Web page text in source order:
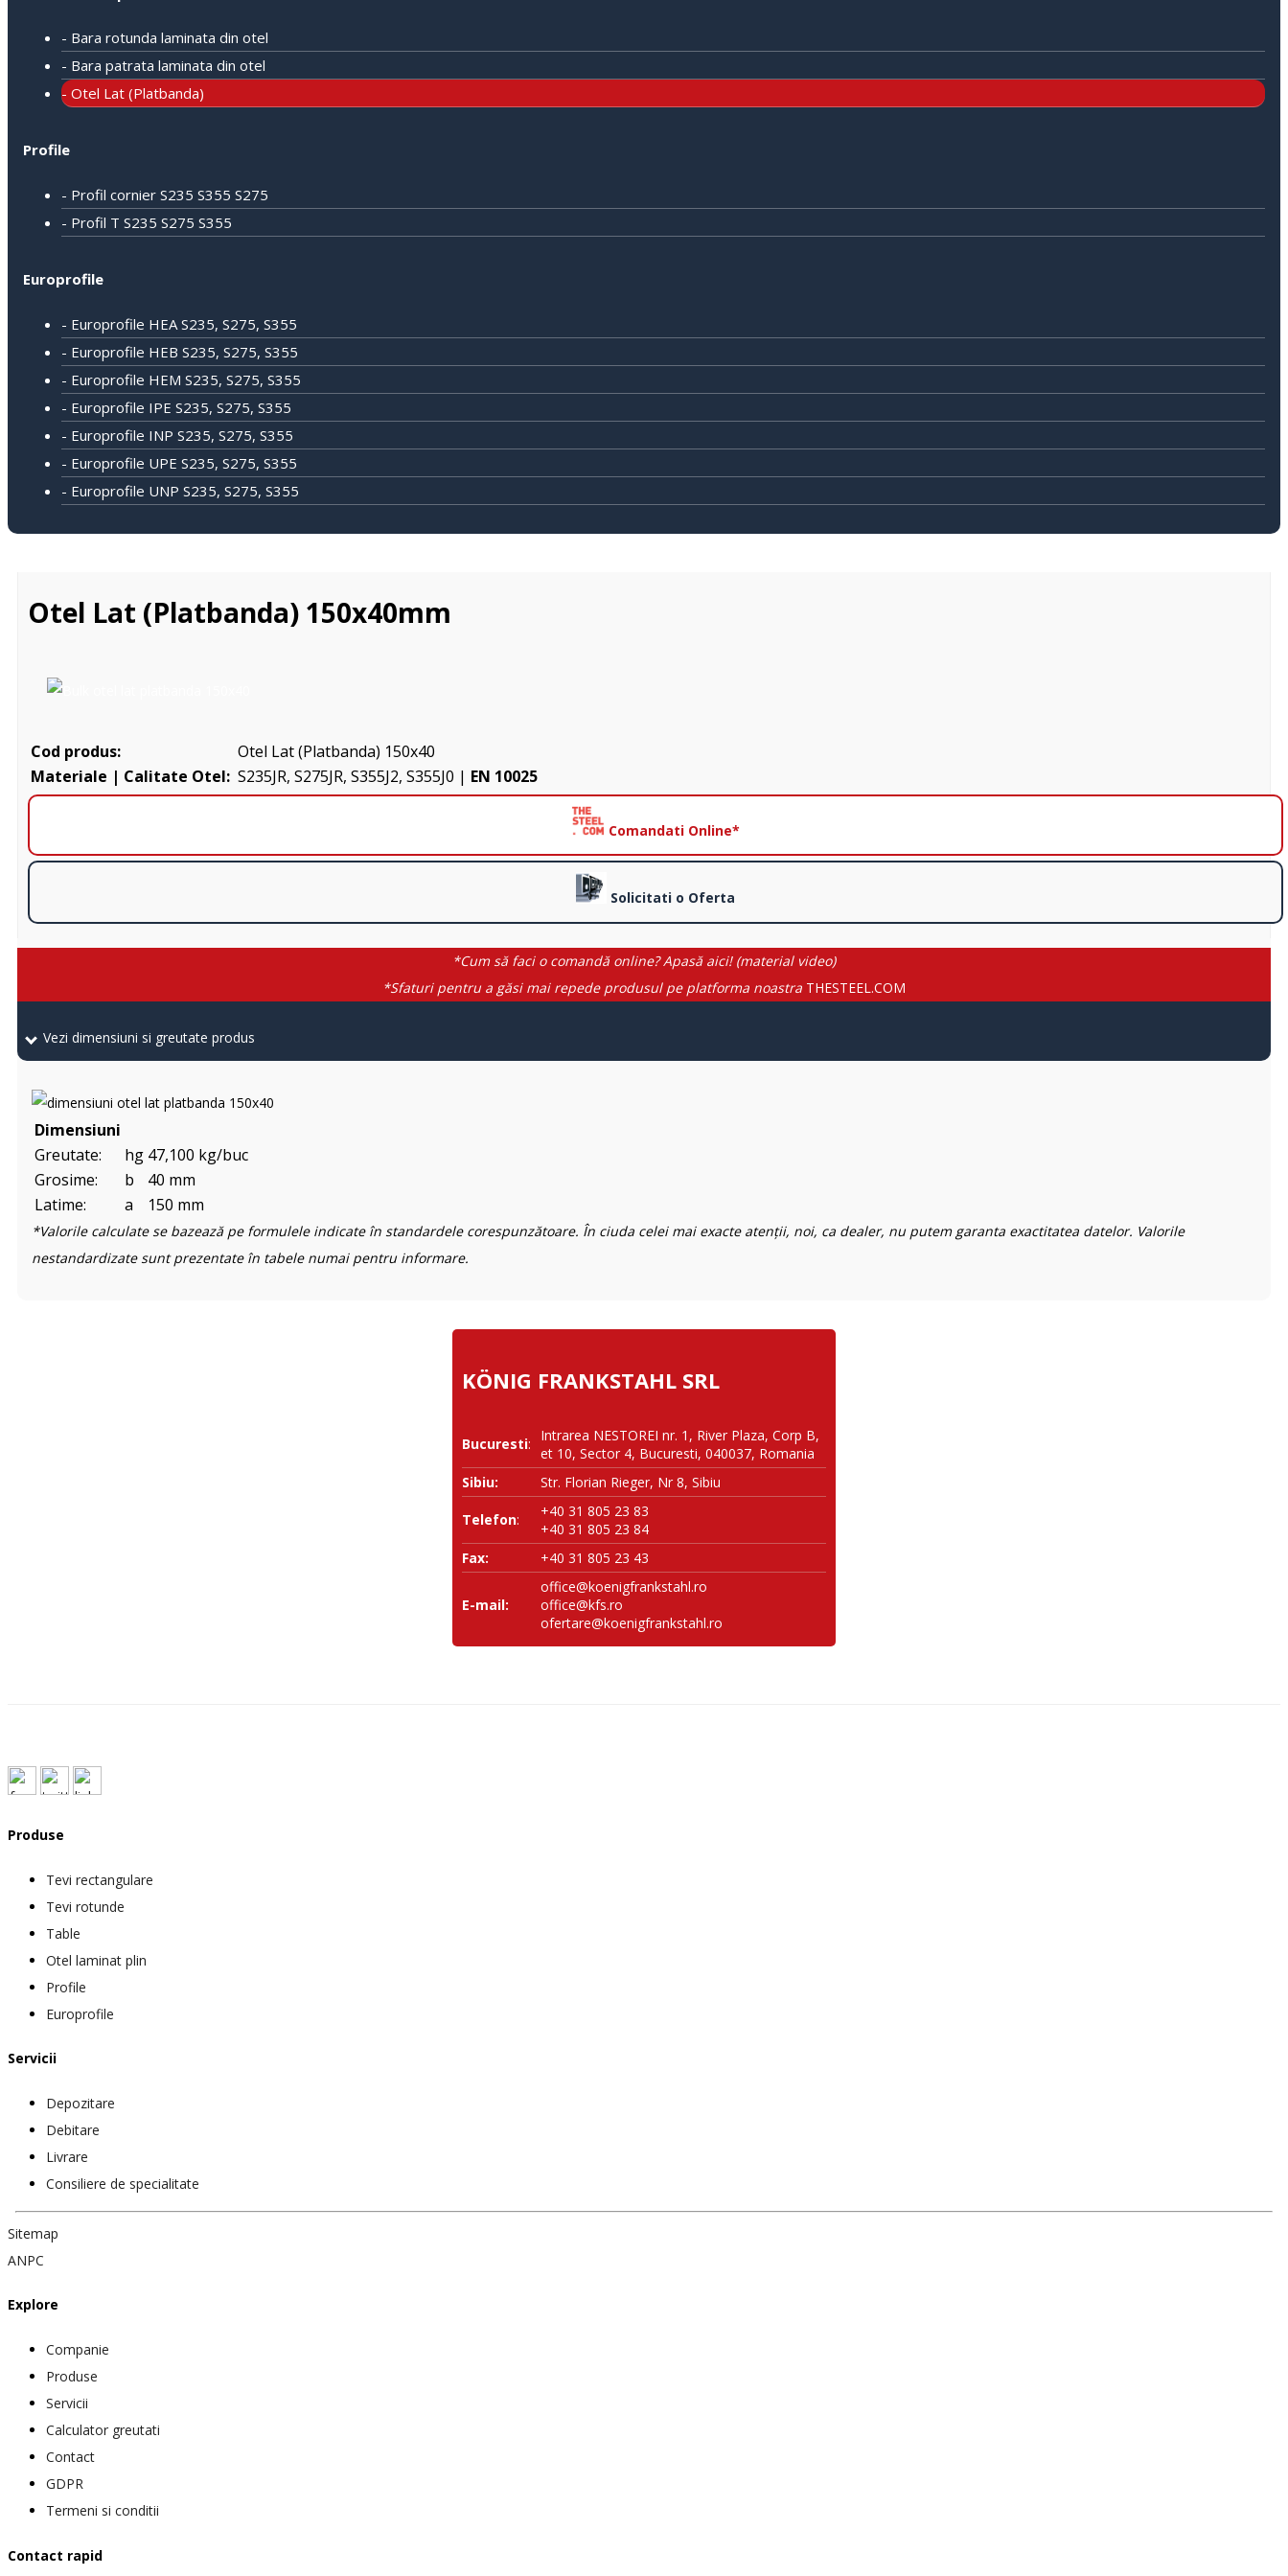
- Bara rotunda laminata din otel
- Bara patrata laminata din otel
- Otel Lat (Platbanda)
Profile
- Profil cornier S235 S355 S275
- Profil T S235 S275 S355
Europrofile
- Europrofile HEA S235, S275, S355
- Europrofile HEB S235, S275, S355
- Europrofile HEM S235, S275, S355
- Europrofile IPE S235, S275, S355
- Europrofile INP S235, S275, S355
- Europrofile UPE S235, S275, S355
- Europrofile UNP S235, S275, S355
Otel Lat (Platbanda) 150x40mm
Cod produs:
Otel Lat (Platbanda) 150x40
Materiale | Calitate Otel: S235JR, S275JR, S355J2, S355J0 | EN 10025
Comandati Online*
Solicitati o Oferta
*Cum să faci o comandă online? Apasă aici! (material video)
*Sfaturi pentru a găsi mai repede produsul pe platforma noastra THESTEEL.COM
Vezi dimensiuni si greutate produs
Dimensiuni
Greutate:
hg 47,100 kg/buc
Grosime:
b
40 mm
Latime:
a 150 mm
*Valorile calculate se bazează pe formulele indicate în standardele corespunzătoare. În ciuda celei mai exacte atenții, noi, ca dealer, nu putem garanta exactitatea datelor. Valorile
nestandardizate sunt prezentate în tabele numai pentru informare.
KÖNIG FRANKSTAHL SRL
Bucuresti:
Intrarea NESTOREI nr. 1, River Plaza, Corp B,
et 10, Sector 4, Bucuresti, 040037, Romania
Sibiu:
Str. Florian Rieger, Nr 8, Sibiu
Telefon:
+40 31 805 23 83
+40 31 805 23 84
Fax:
+40 31 805 23 43
E-mail:
office@koenigfrankstahl.ro
office@kfs.ro
ofertare@koenigfrankstahl.ro
Produse
Tevi rectangulare
Tevi rotunde
Table
Otel laminat plin
Profile
Europrofile
Servicii
Depozitare
Debitare
Livrare
Consiliere de specialitate
Sitemap
ANPC
Explore
Companie
Produse
Servicii
Calculator greutati
Contact
GDPR
Termeni si conditii
Contact rapid